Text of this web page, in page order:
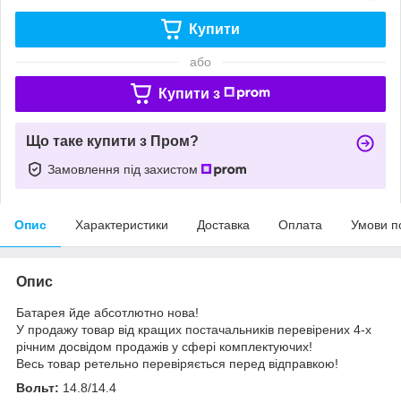
Купити
або
Купити з
Що таке купити з Пром?
Замовлення під захистом
Опис Характеристики Доставка Оплата Умови
Опис
Батарея йде абсотлютно нова!
У продажу товар від кращих постачальників перевірених 4-х
річним досвідом продажів у сфері комплектуючих!
Весь товар ретельно перевіряється перед відправкою!
Вольт: 14.8/14.4